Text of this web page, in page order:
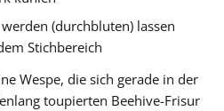
(durchbluten) lassen
Stichbereich
Wespe, die sich gerade in der
toupierten Beehive-Frisur